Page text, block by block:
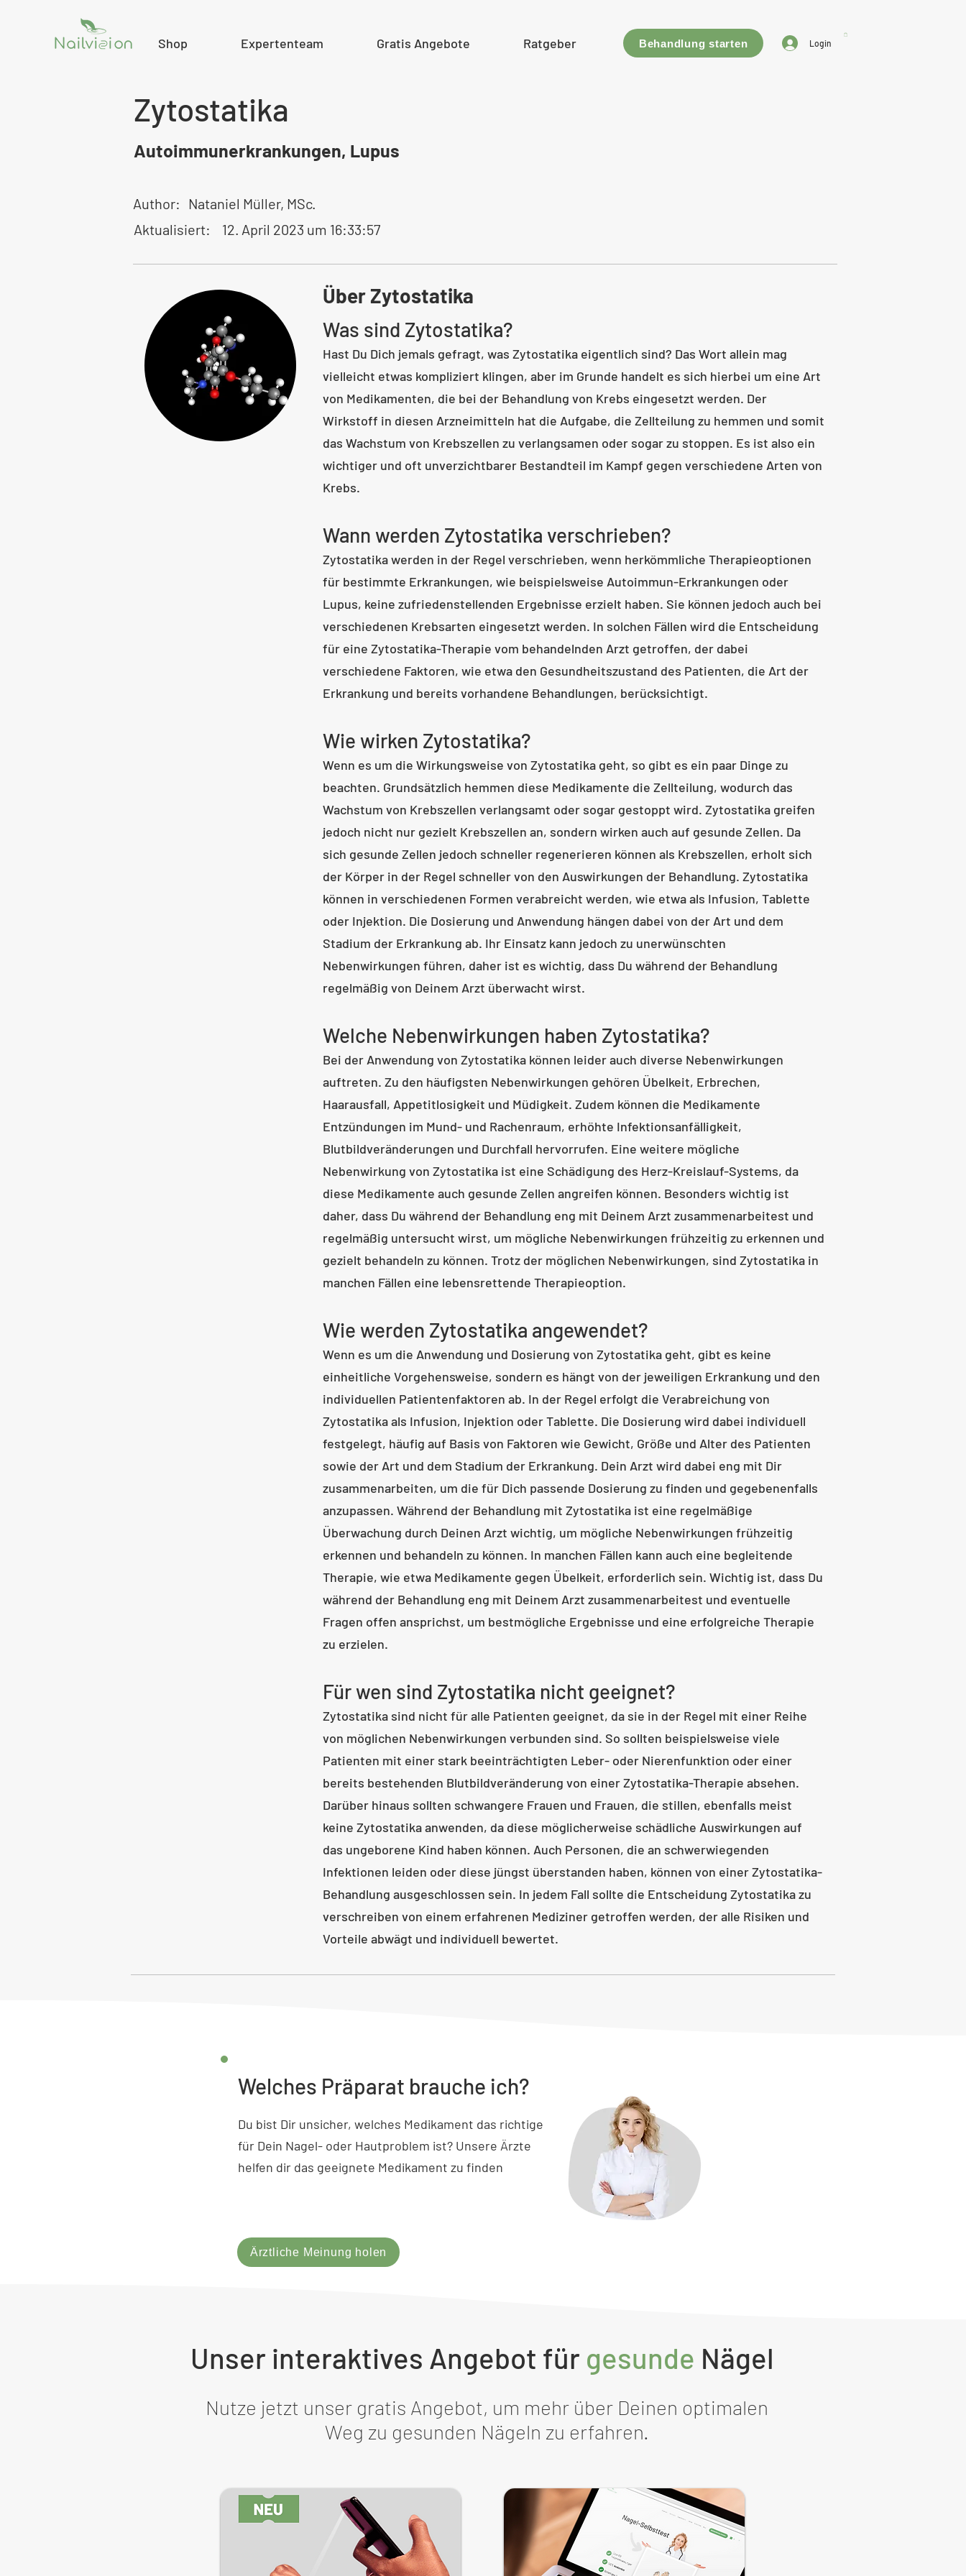
Shop Expertenteam Gratis Angebote Ratgeber Behandlung starten Login
Zytostatika
Autoimmunerkrankungen, Lupus
Author: Nataniel Müller, MSc.
Aktualisiert:
12. April 2023 um 16:33:57
Über Zytostatika
Was sind Zytostatika?
Hast Du Dich jemals gefragt, was Zytostatika eigentlich sind? Das Wort allein mag
vielleicht etwas kompliziert klingen, aber im Grunde handelt es sich hierbei um eine Art
von Medikamenten, die bei der Behandlung von Krebs eingesetzt werden. Der
Wirkstoff in diesen Arzneimitteln hat die Aufgabe, die Zellteilung zu hemmen und somit
das Wachstum von Krebszellen zu verlangsamen oder sogar zu stoppen. Es ist also ein
wichtiger und oft unverzichtbarer Bestandteil im Kampf gegen verschiedene Arten von
Krebs.
Wann werden Zytostatika verschrieben?
Zytostatika werden in der Regel verschrieben, wenn herkömmliche Therapieoptionen
für bestimmte Erkrankungen, wie beispielsweise Autoimmun-Erkrankungen oder
Lupus, keine zufriedenstellenden Ergebnisse erzielt haben. Sie können jedoch auch bei
verschiedenen Krebsarten eingesetzt werden. In solchen Fällen wird die Entscheidung
für eine Zytostatika-Therapie vom behandelnden Arzt getroffen, der dabei
verschiedene Faktoren, wie etwa den Gesundheitszustand des Patienten, die Art der
Erkrankung und bereits vorhandene Behandlungen, berücksichtigt.
Wie wirken Zytostatika?
Wenn es um die Wirkungsweise von Zytostatika geht, so gibt es ein paar Dinge zu
beachten. Grundsätzlich hemmen diese Medikamente die Zellteilung, wodurch das
Wachstum von Krebszellen verlangsamt oder sogar gestoppt wird. Zytostatika greifen
jedoch nicht nur gezielt Krebszellen an, sondern wirken auch auf gesunde Zellen. Da
sich gesunde Zellen jedoch schneller regenerieren können als Krebszellen, erholt sich
der Körper in der Regel schneller von den Auswirkungen der Behandlung. Zytostatika
können in verschiedenen Formen verabreicht werden, wie etwa als Infusion, Tablette
oder Injektion. Die Dosierung und Anwendung hängen dabei von der Art und dem
Stadium der Erkrankung ab. Ihr Einsatz kann jedoch zu unerwünschten
Nebenwirkungen führen, daher ist es wichtig, dass Du während der Behandlung
regelmäßig von Deinem Arzt überwacht wirst.
Welche Nebenwirkungen haben Zytostatika?
Bei der Anwendung von Zytostatika können leider auch diverse Nebenwirkungen
auftreten. Zu den häufigsten Nebenwirkungen gehören Übelkeit, Erbrechen,
Haarausfall, Appetitlosigkeit und Müdigkeit. Zudem können die Medikamente
Entzündungen im Mund- und Rachenraum, erhöhte Infektionsanfälligkeit,
Blutbildveränderungen und Durchfall hervorrufen. Eine weitere mögliche
Nebenwirkung von Zytostatika ist eine Schädigung des Herz-Kreislauf-Systems, da
diese Medikamente auch gesunde Zellen angreifen können. Besonders wichtig ist
daher, dass Du während der Behandlung eng mit Deinem Arzt zusammenarbeitest und
regelmäßig untersucht wirst, um mögliche Nebenwirkungen frühzeitig zu erkennen und
gezielt behandeln zu können. Trotz der möglichen Nebenwirkungen, sind Zytostatika in
manchen Fällen eine lebensrettende Therapieoption.
Wie werden Zytostatika angewendet?
Wenn es um die Anwendung und Dosierung von Zytostatika geht, gibt es keine
einheitliche Vorgehensweise, sondern es hängt von der jeweiligen Erkrankung und den
individuellen Patientenfaktoren ab. In der Regel erfolgt die Verabreichung von
Zytostatika als Infusion, Injektion oder Tablette. Die Dosierung wird dabei individuell
festgelegt, häufig auf Basis von Faktoren wie Gewicht, Größe und Alter des Patienten
sowie der Art und dem Stadium der Erkrankung. Dein Arzt wird dabei eng mit Dir
zusammenarbeiten, um die für Dich passende Dosierung zu finden und gegebenenfalls
anzupassen. Während der Behandlung mit Zytostatika ist eine regelmäßige
Überwachung durch Deinen Arzt wichtig, um mögliche Nebenwirkungen frühzeitig
erkennen und behandeln zu können. In manchen Fällen kann auch eine begleitende
Therapie, wie etwa Medikamente gegen Übelkeit, erforderlich sein. Wichtig ist, dass Du
während der Behandlung eng mit Deinem Arzt zusammenarbeitest und eventuelle
Fragen offen ansprichst, um bestmögliche Ergebnisse und eine erfolgreiche Therapie
zu erzielen.
Für wen sind Zytostatika nicht geeignet?
Zytostatika sind nicht für alle Patienten geeignet, da sie in der Regel mit einer Reihe
von möglichen Nebenwirkungen verbunden sind. So sollten beispielsweise viele
Patienten mit einer stark beeinträchtigten Leber- oder Nierenfunktion oder einer
bereits bestehenden Blutbildveränderung von einer Zytostatika-Therapie absehen.
Darüber hinaus sollten schwangere Frauen und Frauen, die stillen, ebenfalls meist
keine Zytostatika anwenden, da diese möglicherweise schädliche Auswirkungen auf
das ungeborene Kind haben können. Auch Personen, die an schwerwiegenden
Infektionen leiden oder diese jüngst überstanden haben, können von einer Zytostatika-
Behandlung ausgeschlossen sein. In jedem Fall sollte die Entscheidung Zytostatika zu
verschreiben von einem erfahrenen Mediziner getroffen werden, der alle Risiken und
Vorteile abwägt und individuell bewertet.
Welches Präparat brauche ich?
Du bist Dir unsicher, welches Medikament das richtige
für Dein Nagel- oder Hautproblem ist? Unsere Ärzte
helfen dir das geeignete Medikament zu finden
Ärztliche Meinung holen
Unser interaktives Angebot für gesunde Nägel
Nutze jetzt unser gratis Angebot, um mehr über Deinen optimalen
Weg zu gesunden Nägeln zu erfahren.